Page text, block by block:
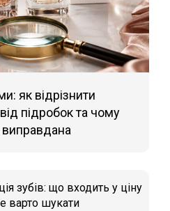
як відрізнити
підробок та чому
виправдана
зубів: що входить у ціну
варто шукати